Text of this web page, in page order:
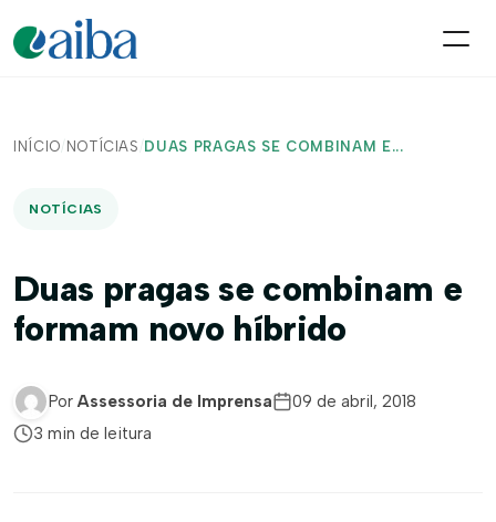
INÍCIO/ NOTÍCIAS / DUAS PRAGAS SE COMBINAM E...
NOTÍCIAS
Duas pragas se combinam e
formam novo híbrido
Por Assessoria de Imprensa
09 de abril, 2018
3 min de leitura